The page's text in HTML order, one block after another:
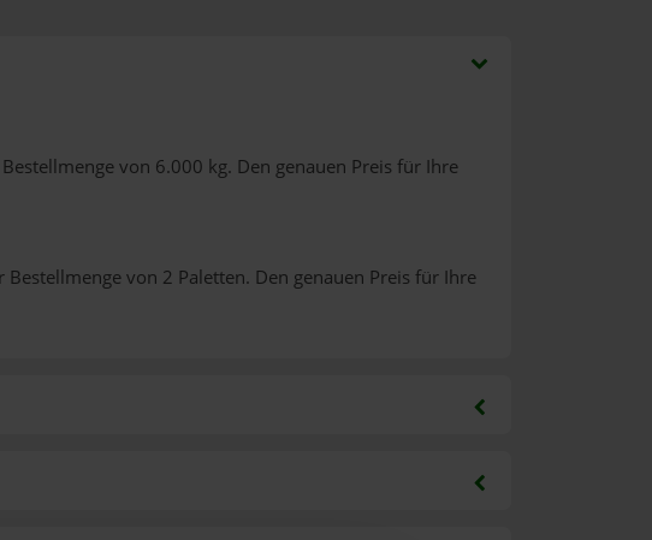
von 6.000 kg. Den genauen Preis für Ihre
Bestellmenge von 2 Paletten. Den genauen Preis für Ihre